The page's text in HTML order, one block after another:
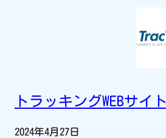
トラッキングWEBサイト
2024年4月27日